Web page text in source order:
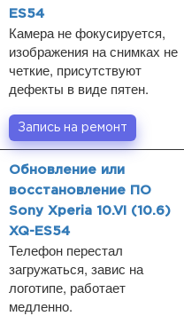
ES54
Камера не фокусируется,
изображения на снимках не
четкие, присутствуют
дефекты в виде пятен.
Запись на ремонт
Обновление или
восстановление ПО
Sony Xperia 10.VI (10.6)
XQ-ES54
Телефон перестал
загружаться, завис на
логотипе, работает
медленно.